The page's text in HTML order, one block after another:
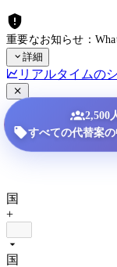
重要なお知らせ：
詳細
リアルタイムの
2,500
すべての代替案
国
+
国